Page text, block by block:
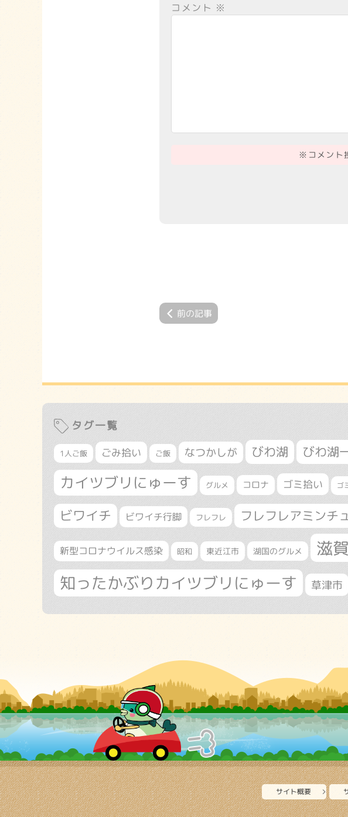
コメント ※
※コメント
前の記事
タグ一覧
1人ご飯 ごみ拾い ご飯 なつかしが びわ湖 びわ湖
カイツブリにゅーす グルメ コロナ ゴミ拾い ゴ
ビワイチ ビワイチ行脚 フレフレ フレフレアミンチ
新型コロナウイルス感染 昭和 東近江市 湖国のグルメ 滋賀
知ったかぶりカイツブリにゅーす 草津市
サイト概要